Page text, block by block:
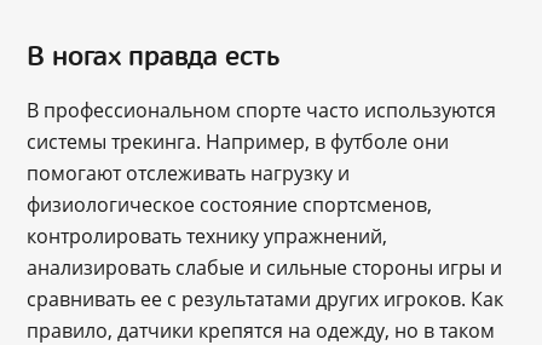
В ногах правда есть
В профессиональном спорте часто используются
системы трекинга. Например, в футболе они
помогают отслеживать нагрузку и
физиологическое состояние спортсменов,
контролировать технику упражнений,
анализировать слабые и сильные стороны игры и
сравнивать ее с результатами других игроков. Как
правило, датчики крепятся на одежду, но в таком